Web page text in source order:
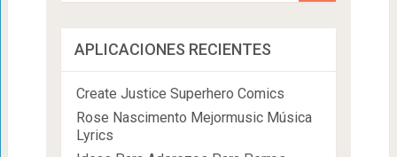
APLICACIONES RECIENTES
Create Justice Superhero Comics
Rose Nascimento Mejormusic Música
Lyrics